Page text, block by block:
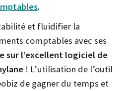
.
et fluidifier la
comptables avec ses
sur l’excellent logiciel de
! L’utilisation de l’outil
de gagner du temps et